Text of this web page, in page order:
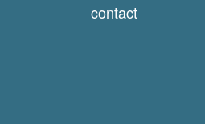
contact